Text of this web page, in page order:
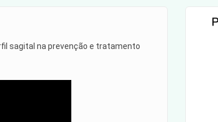
sagital na prevenção e tratamento